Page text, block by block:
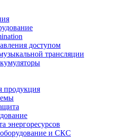
доступом
трансляции
продукция
энергоресурсов
и СКС